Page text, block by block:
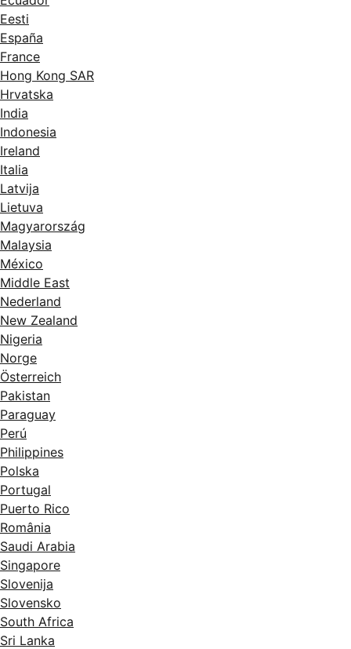
Eesti
España
France
Hong Kong SAR
Hrvatska
India
Indonesia
Ireland
Italia
Latvija
Lietuva
Magyarország
Malaysia
México
Middle East
Nederland
New Zealand
Nigeria
Norge
Österreich
Pakistan
Paraguay
Perú
Philippines
Polska
Portugal
Puerto Rico
România
Saudi Arabia
Singapore
Slovenija
Slovensko
South Africa
Sri Lanka